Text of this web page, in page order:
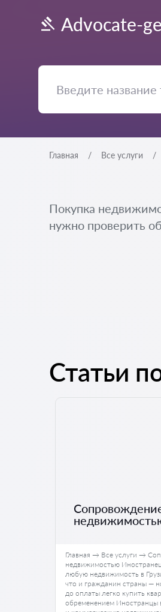
Advocate-
Главная Все услуги
Покупка
нужно проверить
Статьи
Главная → Все услуги →
недвижимостью
любую недвижимость в
что и гражданин страны —
до оплаты легко купить
обременением Иностранцы